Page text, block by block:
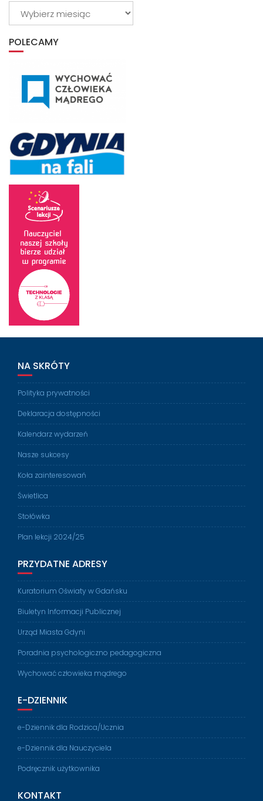
POLECAMY
NA SKRÓTY
Polityka prywatności
Deklaracja dostępności
Kalendarz wydarzeń
Nasze sukcesy
Koła zainteresowań
Świetlica
Stołówka
Plan lekcji 2024/25
PRZYDATNE ADRESY
Kuratorium Oświaty w Gdańsku
Biuletyn Informacji Publicznej
Urząd Miasta Gdyni
Poradnia psychologiczno pedagogiczna
Wychować człowieka mądrego
E-DZIENNIK
e-Dziennik dla Rodzica/Ucznia
e-Dziennik dla Nauczyciela
Podręcznik użytkownika
KONTAKT